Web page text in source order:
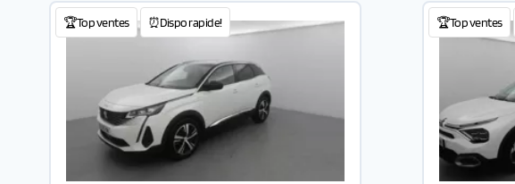
🏆Top ventes ⏰Dispo rapide! 🏆Top ventes